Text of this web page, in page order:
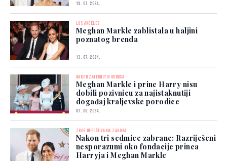
19. 07. 2024.
LOS ANGELES
Meghan Markle zablistala u haljini
poznatog brenda
13. 07. 2024.
NAKON ZATEGNUTIH ODNOSA
Meghan Markle i princ Harry nisu
dobili pozivnicu za najistaknutiji
događaj kraljevske porodice
07. 06. 2024.
ZBOG NEPOŠTIVANJA ZAKONA
Nakon tri sedmice zabrane: Razriješeni
nesporazumi oko fondacije princa
Harryja i Meghan Markle